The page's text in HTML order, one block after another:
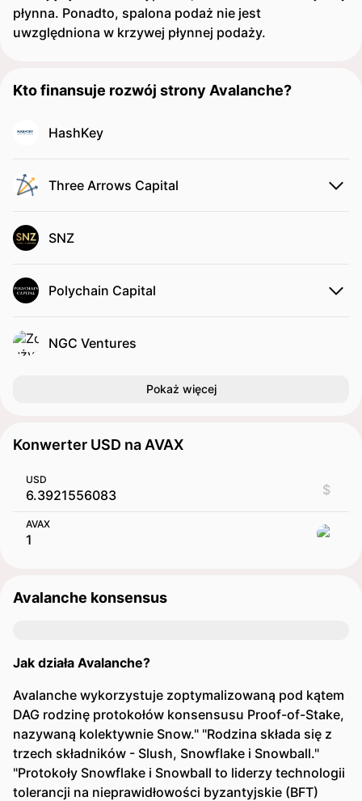
płynna. Ponadto, spalona podaż nie jest
uwzględniona w krzywej płynnej podaży.
Kto finansuje rozwój strony Avalanche?
HashKey
Three Arrows Capital
SNZ
Polychain Capital
NGC Ventures
Pokaż więcej
Konwerter USD na AVAX
USD
$
AVAX
Avalanche konsensus
Jak działa Avalanche?
Avalanche wykorzystuje zoptymalizowaną pod kątem
DAG rodzinę protokołów konsensusu Proof-of-Stake,
nazywaną kolektywnie Snow." "Rodzina składa się z
trzech składników - Slush, Snowflake i Snowball."
"Protokoły Snowflake i Snowball to liderzy technologii
tolerancji na nieprawidłowości byzantyjskie (BFT)